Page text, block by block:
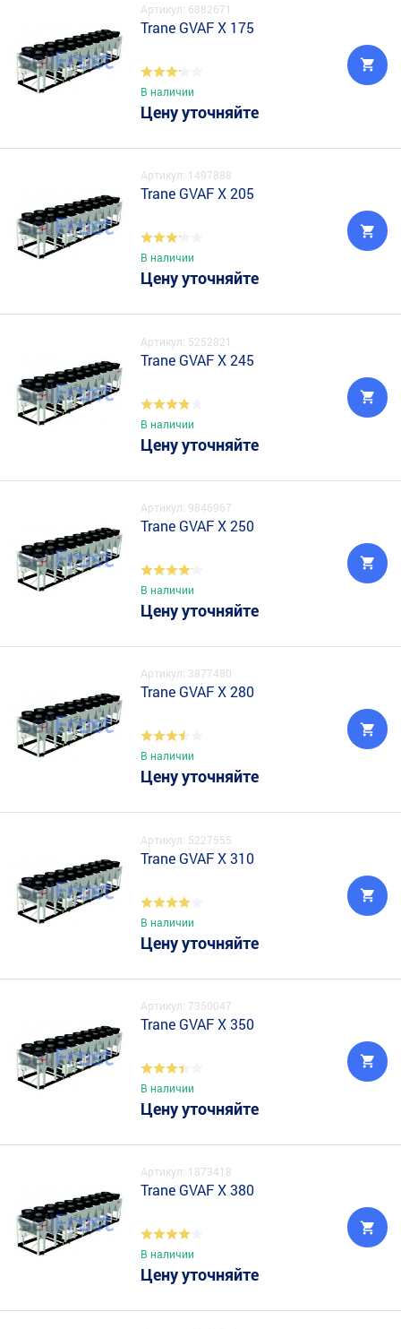
Артикул: 6882671
Trane GVAF X 175
В наличии
Цену уточняйте
Артикул: 1497888
Trane GVAF X 205
В наличии
Цену уточняйте
Артикул: 5252821
Trane GVAF X 245
В наличии
Цену уточняйте
Артикул: 9846967
Trane GVAF X 250
В наличии
Цену уточняйте
Артикул: 3877480
Trane GVAF X 280
В наличии
Цену уточняйте
Артикул: 5227555
Trane GVAF X 310
В наличии
Цену уточняйте
Артикул: 7350047
Trane GVAF X 350
В наличии
Цену уточняйте
Артикул: 1873418
Trane GVAF X 380
В наличии
Цену уточняйте